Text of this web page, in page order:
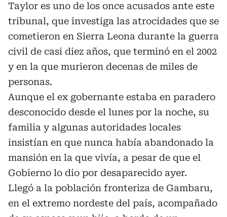
Taylor es uno de los once acusados ante este
tribunal, que investiga las atrocidades que se
cometieron en Sierra Leona durante la guerra
civil de casi diez años, que terminó en el 2002
y en la que murieron decenas de miles de
personas.
Aunque el ex gobernante estaba en paradero
desconocido desde el lunes por la noche, su
familia y algunas autoridades locales
insistían en que nunca había abandonado la
mansión en la que vivía, a pesar de que el
Gobierno lo dio por desaparecido ayer.
Llegó a la población fronteriza de Gambaru,
en el extremo nordeste del país, acompañado